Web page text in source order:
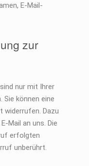
E-Mail-
zur
nur mit Ihrer
Sie können eine
widerrufen. Dazu
Mail an uns. Die
erfolgten
unberührt.